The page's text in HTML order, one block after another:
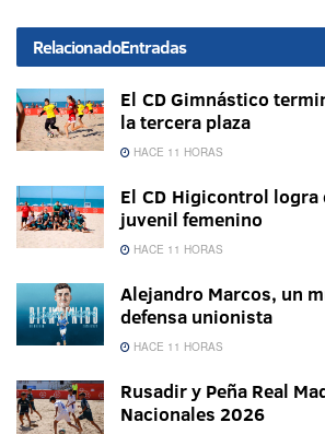
RelacionadoEntradas
El CD Gimnástico
la tercera plaza
HACE 11 HORAS
El CD Higicontrol logra
juvenil femenino
HACE 11 HORAS
Alejandro Marcos, un
defensa unionista
HACE 11 HORAS
Rusadir y Peña Real
Nacionales 2026